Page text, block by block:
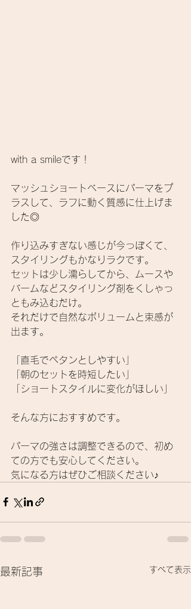
with a smileです！
マッシュショートベースにパーマをプ
ラスして、ラフに動く質感に仕上げま
した◎
作り込みすぎない感じが今っぽくて、
スタイリングもかなりラクです。
セットは少し濡らしてから、ムースや
バームなどスタイリング剤をくしゃっ
ともみ込むだけ。
それだけで自然なボリュームと束感が
出ます。
「直毛でペタンとしやすい」
「朝のセットを時短したい」
「ショートスタイルに変化がほしい」
そんな方におすすめです。
パーマの強さは調整できるので、初め
ての方でも安心してください。
気になる方はぜひご相談ください♪
最新記事 すべて表示